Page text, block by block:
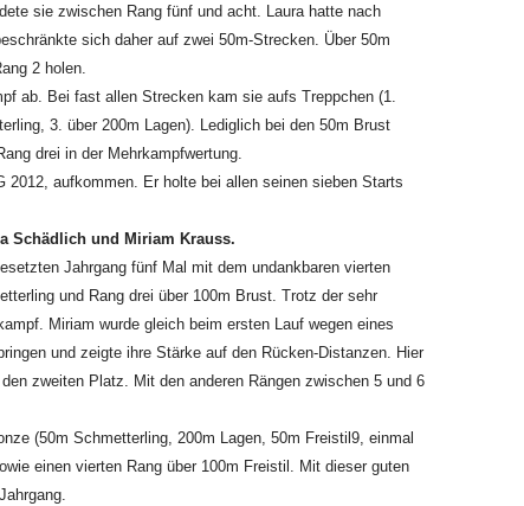
sie zwischen Rang fünf und acht. Laura hatte nach
sich daher auf zwei 50m-Strecken. Über 50m
2 holen.
ab. Bei fast allen Strecken kam sie aufs Treppchen (1.
3. über 200m Lagen). Lediglich bei den 50m Brust
drei in der Mehrkampfwertung.
2012, aufkommen. Er holte bei allen seinen sieben Starts
Schädlich und Miriam Krauss.
Jahrgang fünf Mal mit dem undankbaren vierten
und Rang drei über 100m Brust. Trotz der sehr
Miriam wurde gleich beim ersten Lauf wegen eines
und zeigte ihre Stärke auf den Rücken-Distanzen. Hier
zweiten Platz. Mit den anderen Rängen zwischen 5 und 6
(50m Schmetterling, 200m Lagen, 50m Freistil9, einmal
einen vierten Rang über 100m Freistil. Mit dieser guten